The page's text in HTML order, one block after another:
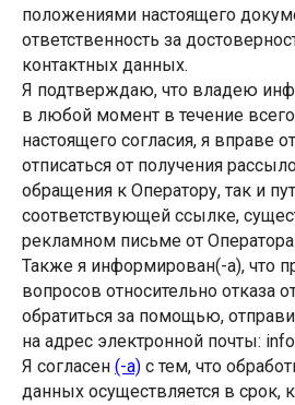
положениями настоящего
ответственность за
контактных данных.
Я подтверждаю, что владею
в любой момент в течение
настоящего согласия, я вправе
отписаться от получения
обращения к Оператору, так и
соответствующей ссылке,
рекламном письме от Оператора.
Также я информирован(-а), что
вопросов относительно отказа
обратиться за помощью,
на адрес электронной почты:
Я согласен (-а) с тем, что
данных осуществляется в срок,